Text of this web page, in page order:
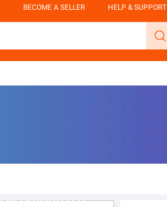
BECOME A SELLER HELP & SUPPORT
Nike Air Jordan 5 Retro 'Georgetown' sneakers.